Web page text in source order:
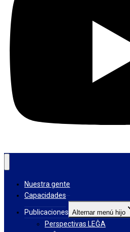
Nuestra gente
Capacidades
Publicaciones Alternar menú hijo
Perspectivas LEĜA